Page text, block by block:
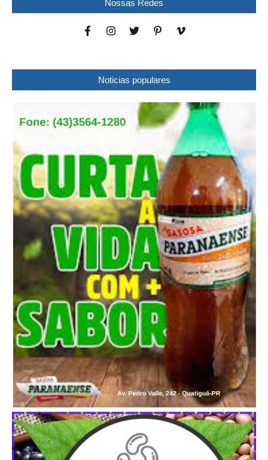
Nossas Redes
Noticias populares